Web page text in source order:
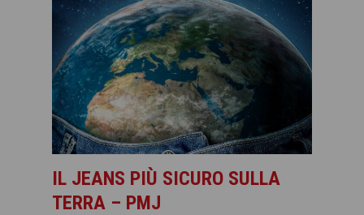
IL JEANS PIÙ SICURO SULLA
TERRA – PMJ